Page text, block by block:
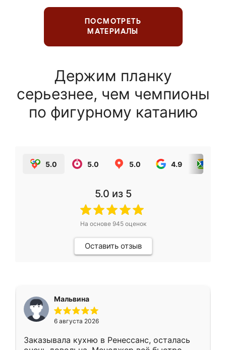
ПОСМОТРЕТЬ
МАТЕРИАЛЫ
Держим планку
серьезнее, чем чемпионы
по фигурному катанию
5.0 5.0 5.0 4.9
5.0 из 5
На основе 945оценок
Оставить отзыв
Мальвина
6 августа 2026
Заказывала кухню в Ренессанс, осталась